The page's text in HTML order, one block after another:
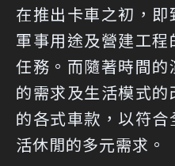
在推出卡車之初，即
軍事用途及營建工
任務。而隨著時間
的需求及生活模式
的各式車款，以符
活休閒的多元需求。